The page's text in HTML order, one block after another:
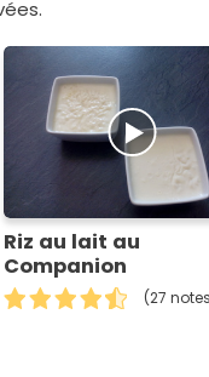
Riz au lait au
Companion
(27